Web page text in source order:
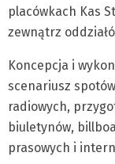
placówkach Kas
zewnątrz
Koncepcja i
scenariusz
radiowych,
biuletynów,
prasowych i